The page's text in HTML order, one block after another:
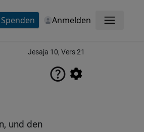
Spenden Anmelden Menü
Jesaja 10, Vers 21
und den